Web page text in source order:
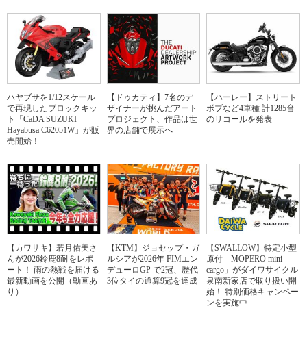
ハヤブサを1/12スケール
で再現したブロックキッ
ト「CaDA SUZUKI
Hayabusa C62051W」が販
売開始！
【ドゥカティ】7名のデ
ザイナーが挑んだアート
プロジェクト、作品は世
界の店舗で展示へ
【ハーレー】ストリート
ボブなど4車種 計1285台
のリコールを発表
【カワサキ】若月佑美さ
んが2026鈴鹿8耐をレポ
ート！ 雨の熱戦を届ける
最新動画を公開（動画あ
り）
【KTM】ジョセップ・ガ
ルシアが2026年 FIMエン
デューロGP で2冠、歴代
3位タイの通算9冠を達成
【SWALLOW】特定小型
原付「MOPERO mini
cargo」がダイワサイクル
泉南新家店で取り扱い開
始！ 特別価格キャンペー
ンを実施中